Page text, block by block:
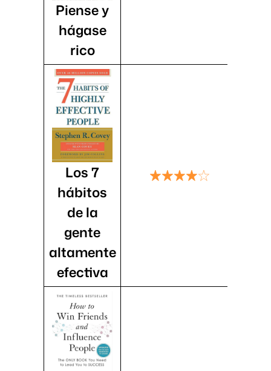
Piense y
hágase
rico
Los 7
hábitos
de la
gente
altamente
efectiva